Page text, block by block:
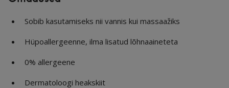
Sobib kasutamiseks nii vannis kui massaažiks
Hüpoallergeenne, ilma lisatud lõhnaaineteta
0% allergeene
Dermatoloogi heakskiit